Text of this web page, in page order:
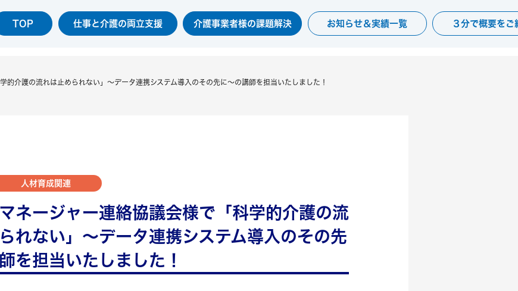
TOP 仕事と介護の両立支援 介護事業者様の課題解決 お知らせ＆実績一覧 ３分で概要をご
的介護の流れは止められない」～データ連携システム導入のその先に～の講師を担当いたしました！
人材育成関連
ネージャー連絡協議会様で「科学的介護の流
れない」～データ連携システム導入のその先
を担当いたしました！